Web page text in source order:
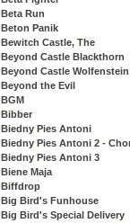
Beta Run
Beton Panik
Bewitch Castle, The
Beyond Castle Blackthorn
Beyond Castle Wolfenstein
Beyond the Evil
BGM
Bibber
Biedny Pies Antoni
Biedny Pies Antoni 2 -
Biedny Pies Antoni 3
Biene Maja
Biffdrop
Big Bird's Funhouse
Big Bird's Special Delivery